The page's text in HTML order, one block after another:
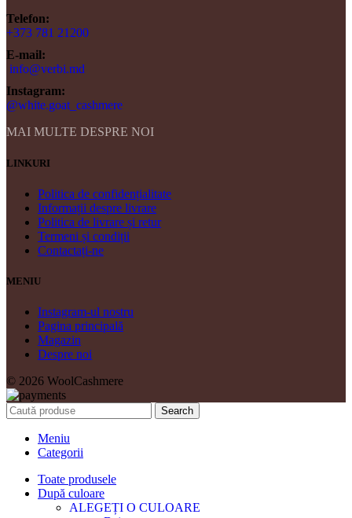
Telefon:
+373 781 21200
E-mail:
info@verbi.md
Instagram:
@white.goat_cashmere
MAI MULTE DESPRE NOI
LINKURI
Politica de confidențialitate
Informații despre livrare
Politica de livrare și retur
Termeni și condiții
Contactați-ne
MENIU
Instagram-ul nostru
Pagina principală
Magazin
Despre noi
© 2026 WoolCashmere
Search
Meniu
Categorii
Toate produsele
După culoare
ALEGEȚI O CULOARE